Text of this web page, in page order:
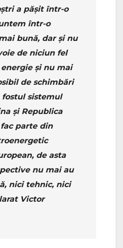
a pășit într-o
într-o
bună, dar și nu
de niciun fel
și nu mai
de schimbări
fostul sistemul
și Republica
parte din
de asta
nu mai au
nici tehnic, nici
Victor